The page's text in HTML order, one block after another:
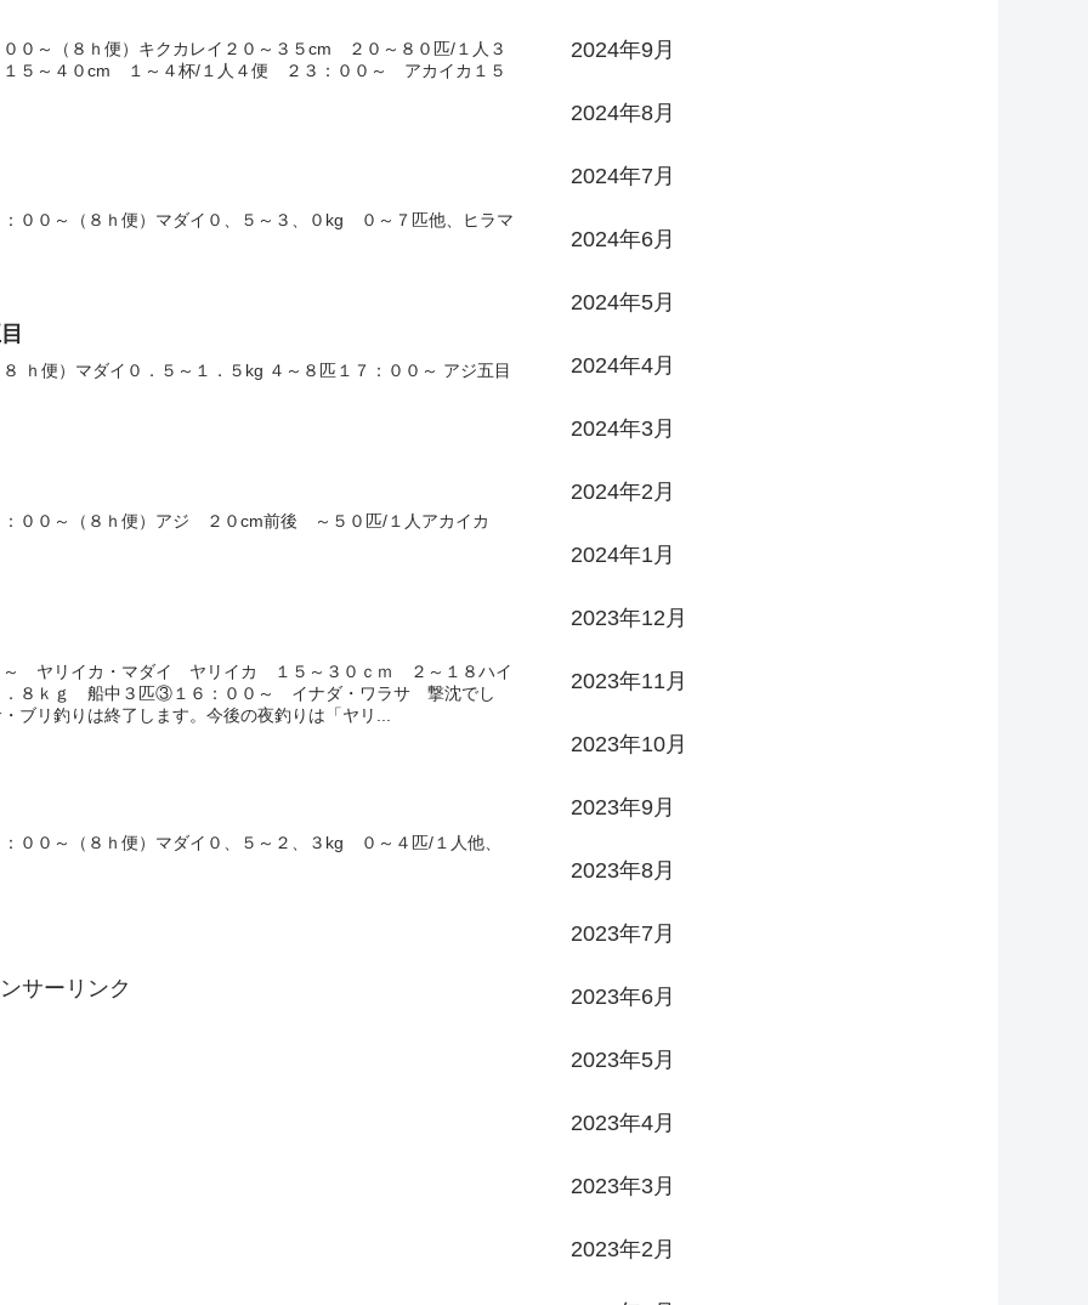
０～（８ｈ便）キクカレイ２０～３５cm ２０～８０匹/１人３
５～４０cm １～４杯/１人４便 ２３：００～ アカイカ１５
００～（８ｈ便）マダイ０、５～３、０kg ０～７匹他、ヒラマ
ｈ便）マダイ０．５～１．５kg ４～８匹１７：００～ アジ五目
００～（８ｈ便）アジ ２０cm前後 ～５０匹/１人アカイカ
～ ヤリイカ・マダイ ヤリイカ １５～３０ｃｍ ２～１８ハイ
８ｋｇ 船中３匹③１６：００～ イナダ・ワラサ 撃沈でし
ブリ釣りは終了します。今後の夜釣りは「ヤリ...
００～（８ｈ便）マダイ０、５～２、３kg ０～４匹/１人他、
サーリンク
2024年9月
2024年8月
2024年7月
2024年6月
2024年5月
2024年4月
2024年3月
2024年2月
2024年1月
2023年12月
2023年11月
2023年10月
2023年9月
2023年8月
2023年7月
2023年6月
2023年5月
2023年4月
2023年3月
2023年2月